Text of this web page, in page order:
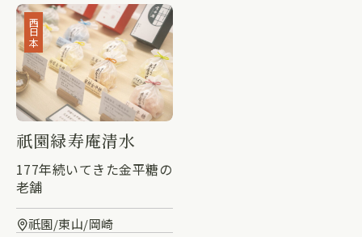
西日本
祇園緑寿庵清水
177年続いてきた金平糖の
老舗
祇園/東山/岡崎